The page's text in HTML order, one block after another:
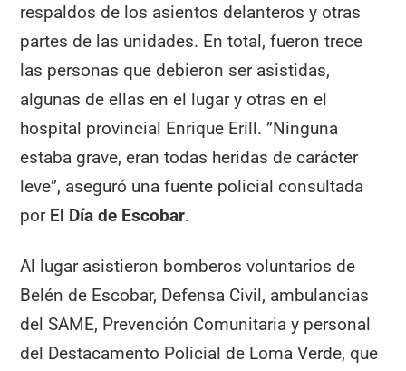
respaldos de los asientos delanteros y otras
partes de las unidades. En total, fueron trece
las personas que debieron ser asistidas,
algunas de ellas en el lugar y otras en el
hospital provincial Enrique Erill. ”Ninguna
estaba grave, eran todas heridas de carácter
leve”, aseguró una fuente policial consultada
por El Día de Escobar.
Al lugar asistieron bomberos voluntarios de
Belén de Escobar, Defensa Civil, ambulancias
del SAME, Prevención Comunitaria y personal
del Destacamento Policial de Loma Verde, que